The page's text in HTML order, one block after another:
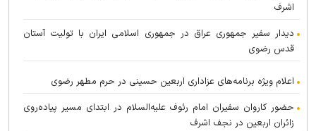
اشرف
دیدار سفیر جمهوری عراق در جمهوری اسلامی ایران با تولیت آستان
قدس رضوی
اعلام ویژه برنامه‌های عزاداری اربعین حسینی در حرم مطهر رضوی
حضور کاروان سفیران امام رئوف علیه‌السلام در ابتدای مسیر پیاده‌روی
زائران اربعین در نجف اشرف